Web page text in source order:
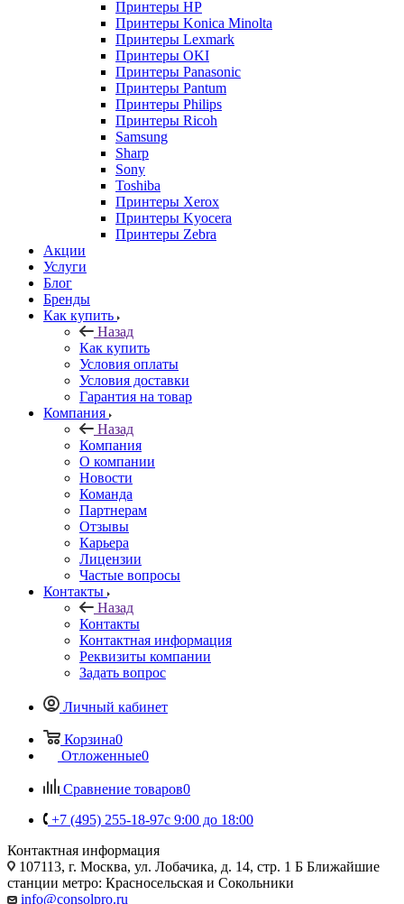
Принтеры HP
Принтеры Konica Minolta
Принтеры Lexmark
Принтеры OKI
Принтеры Panasonic
Принтеры Pantum
Принтеры Philips
Принтеры Ricoh
Samsung
Sharp
Sony
Toshiba
Принтеры Xerox
Принтеры Kyocera
Принтеры Zebra
Акции
Услуги
Блог
Бренды
Как купить
Назад
Как купить
Условия оплаты
Условия доставки
Гарантия на товар
Компания
Назад
Компания
О компании
Новости
Команда
Партнерам
Отзывы
Карьера
Лицензии
Частые вопросы
Контакты
Назад
Контакты
Контактная информация
Реквизиты компании
Задать вопрос
Личный кабинет
Корзина0
Отложенные0
Сравнение товаров0
+7 (495) 255-18-97с 9:00 до 18:00
Контактная информация
107113, г. Москва, ул. Лобачика, д. 14, стр. 1 Б Ближайшие
станции метро: Красносельская и Сокольники
info@consolpro.ru